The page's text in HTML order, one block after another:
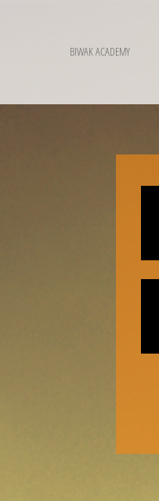
BIWAK ACADEMY